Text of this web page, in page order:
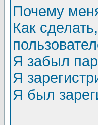
Почему
Как
Я забыл
Я
Я был